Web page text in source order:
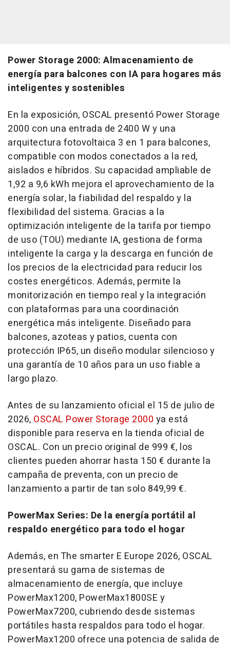
Power Storage 2000: Almacenamiento de
energía para balcones con IA para hogares más
inteligentes y sostenibles
En la exposición, OSCAL presentó Power Storage
2000 con una entrada de 2400 W y una
arquitectura fotovoltaica 3 en 1 para balcones,
compatible con modos conectados a la red,
aislados e híbridos. Su capacidad ampliable de
1,92 a 9,6 kWh mejora el aprovechamiento de la
energía solar, la fiabilidad del respaldo y la
flexibilidad del sistema. Gracias a la
optimización inteligente de la tarifa por tiempo
de uso (TOU) mediante IA, gestiona de forma
inteligente la carga y la descarga en función de
los precios de la electricidad para reducir los
costes energéticos. Además, permite la
monitorización en tiempo real y la integración
con plataformas para una coordinación
energética más inteligente. Diseñado para
balcones, azoteas y patios, cuenta con
protección IP65, un diseño modular silencioso y
una garantía de 10 años para un uso fiable a
largo plazo.
Antes de su lanzamiento oficial el 15 de julio de
2026, OSCAL Power Storage 2000 ya está
disponible para reserva en la tienda oficial de
OSCAL. Con un precio original de 999 €, los
clientes pueden ahorrar hasta 150 € durante la
campaña de preventa, con un precio de
lanzamiento a partir de tan solo 849,99 €.
PowerMax Series: De la energía portátil al
respaldo energético para todo el hogar
Además, en The smarter E Europe 2026, OSCAL
presentará su gama de sistemas de
almacenamiento de energía, que incluye
PowerMax1200, PowerMax1800SE y
PowerMax7200, cubriendo desde sistemas
portátiles hasta respaldos para todo el hogar.
PowerMax1200 ofrece una potencia de salida de